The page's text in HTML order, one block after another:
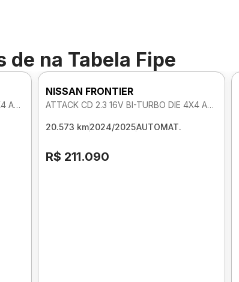
de na Tabela Fipe
ATTACK CD 2.3 16V BI-TURBO DIE 4X4 AUTOMATICO
NISSAN FRONTIER
ATTACK CD 2.3 16V BI-TURBO DIE 4X4 AUTOMATICO
20.573 km2024/2025AUTOMAT.
R$ 211.090